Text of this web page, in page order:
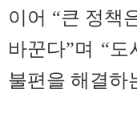
이어 “큰 정책
바꾼다”며 “
불편을 해결하